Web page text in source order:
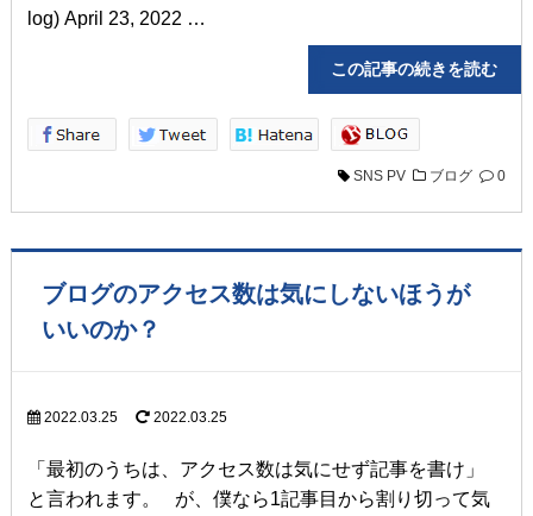
log) April 23, 2022 …
この記事の続きを読
SNS PV ブログ 0
ブログのアクセス数は気にしないほうが
いいのか？
2022.03.25 2022.03.25
「最初のうちは、アクセス数は気にせず記事を書け」
と言われます。 が、僕なら1記事目から割り切って気